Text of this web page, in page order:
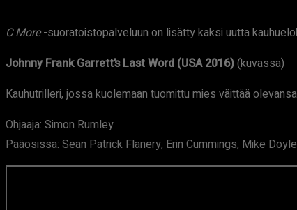
C More-suoratoistopalveluun on lisätty kaksi uutta
Johnny Frank Garrett’s Last Word (USA 2016)(kuvassa)
Kauhutrilleri, jossa kuolemaan tuomittu mies väittää
Ohjaaja: Simon Rumley
Pääosissa: Sean Patrick Flanery, Erin Cummings, Mike Doyle